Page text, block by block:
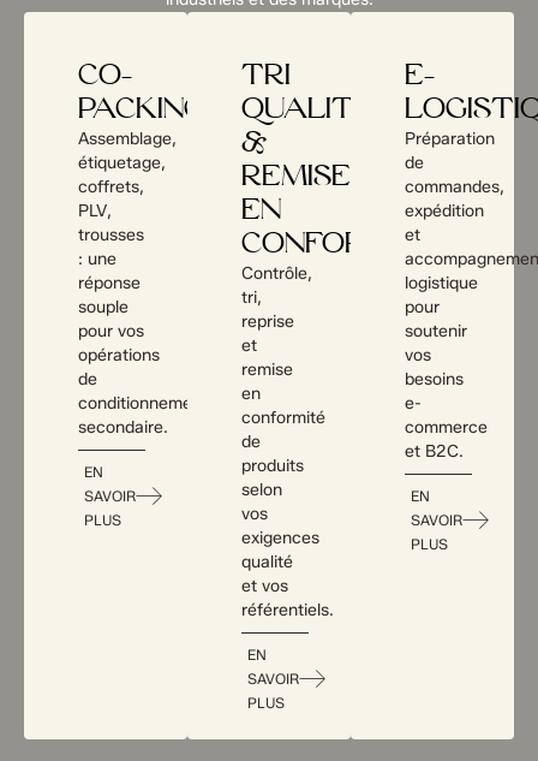
CO-
PACKING
Assemblage,
étiquetage,
coffrets,
PLV,
trousses
: une
réponse
souple
pour vos
opérations
de
conditionnement
secondaire.
EN
SAVOIR
PLUS
TRI
QUALITÉ
&
REMISE
EN
CONFORMITÉ
Contrôle,
tri,
reprise
et
remise
en
conformité
de
produits
selon
vos
exigences
qualité
et vos
référentiels.
EN
SAVOIR
PLUS
E-
Préparation
de
commandes,
expédition
et
logistique
pour
soutenir
vos
besoins
e-
commerce
et B2C.
EN
SAVOIR
PLUS